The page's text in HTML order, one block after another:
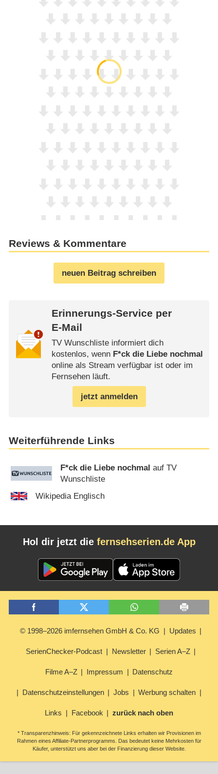
Reviews & Kommentare
neuen Beitrag schreiben
Erinnerungs-Service per
E-Mail
TV Wunschliste informiert dich
kostenlos, wenn F*ck die Liebe nochmal
online als Stream verfügbar ist oder im
Fernsehen läuft.
jetzt anmelden
Weiterführende Links
F*ck die Liebe nochmal auf TV
Wunschliste
Wikipedia Englisch
Hol dir jetzt die fernsehserien.de App
© 1998–2026 imfernsehen GmbH & Co. KG Updates
SerienChecker-Podcast Newsletter Serien A–Z
Filme A–Z Impressum Datenschutz
Datenschutzeinstellungen Jobs Werbung schalten
Links Facebook zurück nach oben
* Transparenzhinweis: Für gekennzeichnete Links erhalten wir Provisionen im
Rahmen eines Affiliate-Partnerprogramms. Das bedeutet keine Mehrkosten für
Käufer, unterstützt uns aber bei der Finanzierung dieser Website.